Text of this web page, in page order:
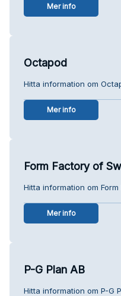
Mer info
Octapod
Hitta information om
Mer info
Form Factory of
Hitta information om
Mer info
P-G Plan AB
Hitta information om P-G